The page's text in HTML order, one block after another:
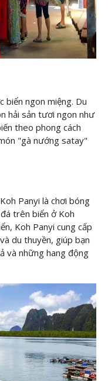
biển ngon miệng. Du
hải sản tươi ngon như
theo phong cách
"gà nướng satay"
Panyi là chơi bóng
trên biển ở Koh
Koh Panyi cung cấp
du thuyền, giúp bạn
và những hang động